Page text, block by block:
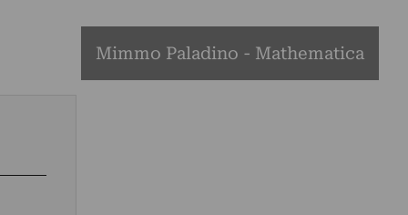
Mimmo Paladino - Mathematica